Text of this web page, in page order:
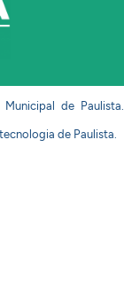
de Paulista.
de Paulista.